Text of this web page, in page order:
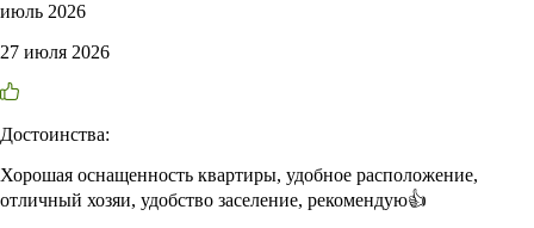
июль 2026
27 июля 2026
Достоинства:
Хорошая оснащенность квартиры, удобное расположение,
отличный хозяи, удобство заселение, рекомендую👍